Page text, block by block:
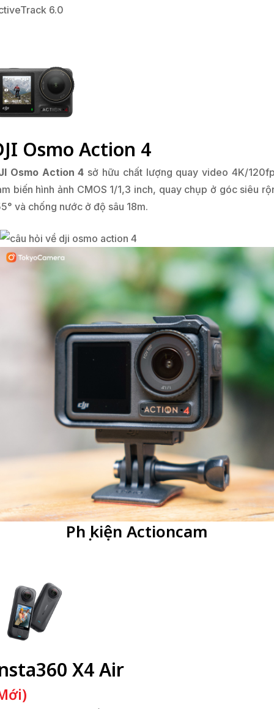
6.0
Osmo Action 4
Osmo Action 4 sở hữu chất lượng quay video 4K/
biến hình ảnh CMOS 1/1,3 inch, quay chụp ở góc siêu
và chống nước ở độ sâu 18m.
Phụ kiện Actioncam
X4 Air